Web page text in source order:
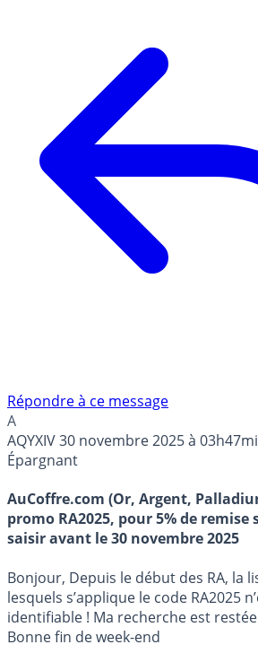
Répondre à ce message
A
AQYXIV30 novembre 2025 à
Épargnant
AuCoffre.com (Or, Argent,
promo RA2025, pour 5% de remise
saisir avant le 30 novembre 2025
Bonjour, Depuis le début des RA, la
lesquels s’applique le code RA2025
identifiable ! Ma recherche est
Bonne fin de week-end